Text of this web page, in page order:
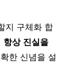
지 구체화 합
항상 진실을
한 신념을 설